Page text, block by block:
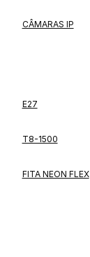
CÂMARAS IP
E27
T8-1500
FITA NEON FLEX